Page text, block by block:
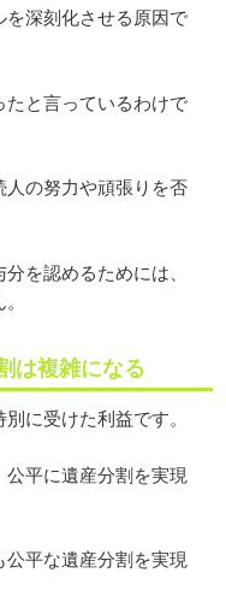
深刻化させる原因で
と言っているわけで
の努力や頑張りを否
を認めるためには、
は複雑になる
に受けた利益です。
平に遺産分割を実現
平な遺産分割を実現